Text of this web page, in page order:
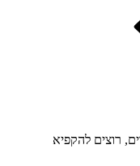
רוצים להקפיא